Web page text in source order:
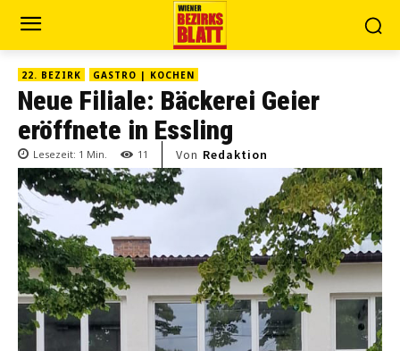
22. BEZIRK GASTRO | KOCHEN
Neue Filiale: Bäckerei Geier
eröffnete in Essling
Lesezeit: 1 Min. 11 Von Redaktion